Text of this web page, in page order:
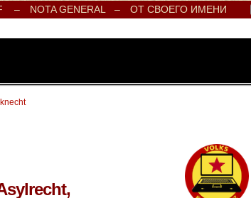
Frieden, Humanismus, Völkerverständigung und
– NOTA GENERAL – ОТ СВОЕГО ИМЕНИ